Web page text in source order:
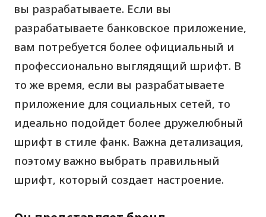
вы разрабатываете. Если вы
разрабатываете банковское приложение,
вам потребуется более официальный и
профессионально выглядящий шрифт. В
то же время, если вы разрабатываете
приложение для социальных сетей, то
идеально подойдет более дружелюбный
шрифт в стиле фанк. Важна детализация,
поэтому важно выбрать правильный
шрифт, который создает настроение.